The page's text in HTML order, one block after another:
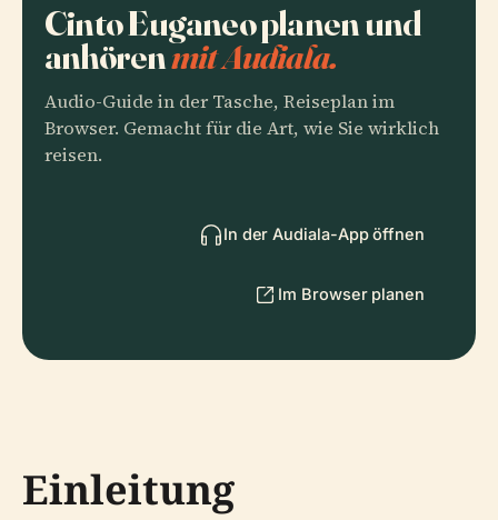
Cinto Euganeo planen und
anhörenmit Audiala.
Audio-Guide in der Tasche, Reiseplan im
Browser. Gemacht für die Art, wie Sie wirklich
reisen.
In der Audiala-App öffnen
Im Browser planen
Einleitung